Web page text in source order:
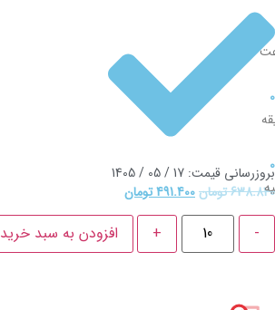
0
0
0
بروزرسانی قیمت: 17 / 05 / 1405
638.820تومان491.400تومان
-
+ افزودن به سبد خرید